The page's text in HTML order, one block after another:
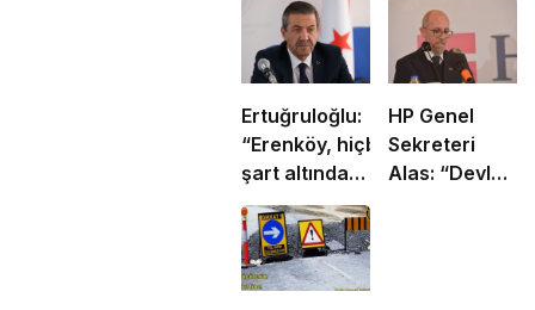
Ertuğruloğlu:
“Erenköy, hiçbir
şart altında
esareti kabul
etmeyeceğimizin
en açık kanıtıdır”
HP Genel
Sekreteri
Alas: “Devlet